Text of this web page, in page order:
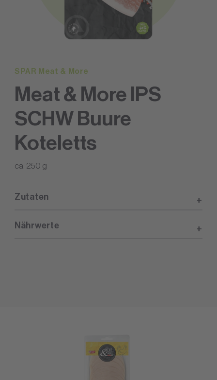
SPAR Meat & More
Meat & More IPS
SCHW Buure
Koteletts
ca. 250 g
Zutaten
Nährwerte